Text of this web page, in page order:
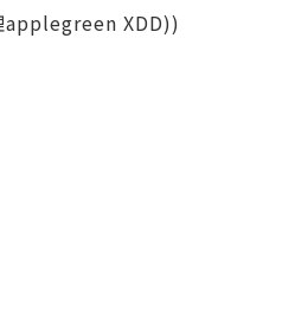
applegreen XDD))